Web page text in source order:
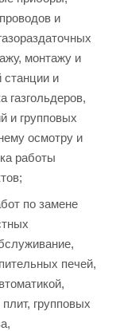
и
монтажу и
станции и
газгольдеров,
и групповых
осмотру и
работы
по замене
печей,
групповых